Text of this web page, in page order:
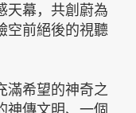
天幕，共創蔚為
空前絕後的視聽
滿希望的神奇之
神傳文明、一個